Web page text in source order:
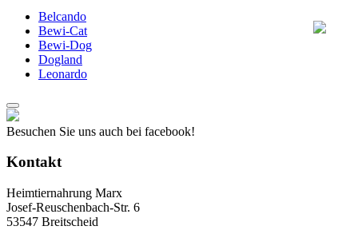
Belcando
Bewi-Cat
Bewi-Dog
Dogland
Leonardo
Besuchen Sie uns auch bei facebook!
Kontakt
Heimtiernahrung Marx
Josef-Reuschenbach-Str. 6
53547 Breitscheid